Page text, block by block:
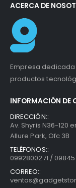
ACERCA DE
Empresa
productos
INFORMACIÓN DE
DIRECCIÓN::
Av. Shyris N36-120
Allure Park, Ofc 3B
TELÉFONOS::
0992800271 /
CORREO::